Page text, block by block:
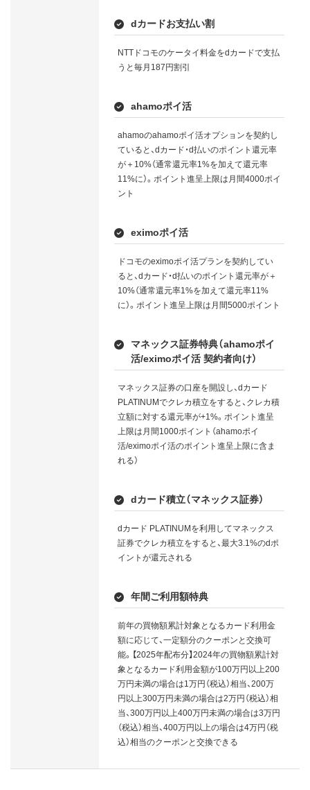
dカードお支払い割
NTTドコモのケータイ料金をdカードで支払
うと毎月187円割引
ahamoポイ活
ahamoのahamoポイ活オプションを契約し
ていると、dカード・d払いのポイント還元率
が＋10%（通常還元率1%を加えて還元率
11%に）。ポイント進呈上限は月間4000ポイ
ント
eximoポイ活
ドコモのeximoポイ活プランを契約してい
ると、dカード・d払いのポイント還元率が＋
10%（通常還元率1%を加えて還元率11%
に）。ポイント進呈上限は月間5000ポイント
マネックス証券特典（ahamoポイ
活/eximoポイ活 契約者向け）
マネックス証券の口座を開設し、dカード
PLATINUMでクレカ積立をすると、クレカ積
立額に対する還元率が+1%。ポイント進呈
上限は月間1000ポイント（ahamoポイ
活/eximoポイ活のポイント進呈上限に含ま
れる）
dカード積立（マネックス証券）
dカード PLATINUMを利用してマネックス
証券でクレカ積立をすると、最大3.1%のdポ
イントが還元される
年間ご利用額特典
前年の買物額累計対象となるカード利用金
額に応じて、一定額分のクーポンと交換可
能。【2025年配布分】2024年の買物額累計対
象となるカード利用金額が100万円以上200
万円未満の場合は1万円（税込）相当、200万
円以上300万円未満の場合は2万円（税込）相
当、300万円以上400万円未満の場合は3万円
（税込）相当、400万円以上の場合は4万円（税
込）相当のクーポンと交換できる